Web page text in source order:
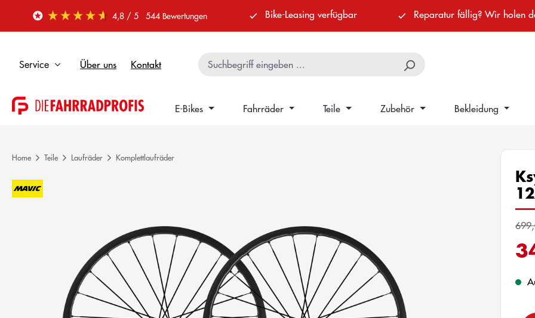
Hauptinhalt springen
Zur Suche springen
Zur Hauptnavigation springen
4,8 / 5 544 Bewertungen Bike-Leasing verfügbar Reparatur fällig? Wir holen
Service Über uns Kontakt
E-Bikes Fahrräder Teile Zubehör Bekleidung
Home Teile Laufräder Komplettlaufräder